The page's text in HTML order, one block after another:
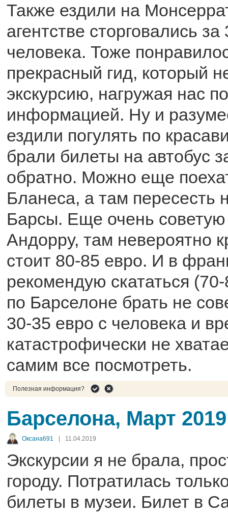
Также ездили на
агентстве сторговались
человека. Тоже
прекрасный гид, который
экскурсию, нагружая нас
информацией. Ну и
ездили погулять по
брали билеты на автобус
обратно. Можно еще
Бланеса, а там пересесть
Барсы. Еще очень советую
Андорру, там невероятно
стоит 80-85 евро. И в
рекомендую скататься
по Барселоне брать не
30-35 евро с человека и
катастрофически не
самим все посмотреть.
Полезная информация?
Барселона, Март 2019
Оксана691 11.04.2019
Экскурсии я не брала,
городу. Потратилась
билеты в музеи. Билет в